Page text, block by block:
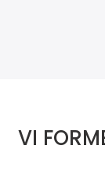
VI